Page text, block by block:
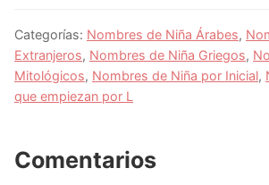
Categorías: Nombres de Niña Árabes,
Extranjeros, Nombres de Niña Griegos,
Mitológicos, Nombres de Niña por Inicial,
que empiezan por L
Comentarios